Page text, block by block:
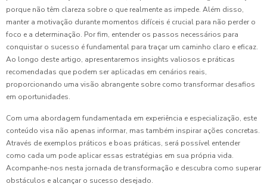
porque não têm clareza sobre o que realmente as impede. Além disso,
manter a motivação durante momentos difíceis é crucial para não perder o
foco e a determinação. Por fim, entender os passos necessários para
conquistar o sucesso é fundamental para traçar um caminho claro e eficaz.
Ao longo deste artigo, apresentaremos insights valiosos e práticas
recomendadas que podem ser aplicadas em cenários reais,
proporcionando uma visão abrangente sobre como transformar desafios
em oportunidades.
Com uma abordagem fundamentada em experiência e especialização, este
conteúdo visa não apenas informar, mas também inspirar ações concretas.
Através de exemplos práticos e boas práticas, será possível entender
como cada um pode aplicar essas estratégias em sua própria vida.
Acompanhe-nos nesta jornada de transformação e descubra como superar
obstáculos e alcançar o sucesso desejado.